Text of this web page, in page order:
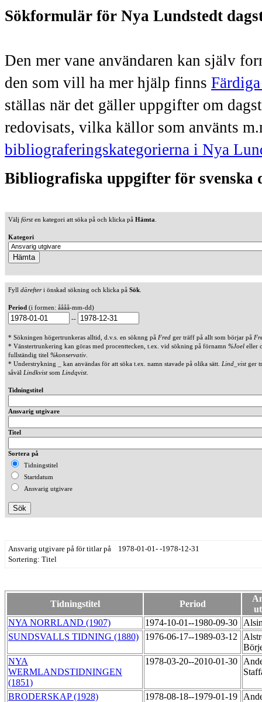
Sökformulär för Nya Lundstedt
Den mer vane användaren kan själv
den som vill ha mer hjälp finns
ställas när det gäller uppgifter om
redovisats, vilka källor som använts
bibliograferingskategorierna i Nya
Bibliografiska uppgifter för svenska
Välj försten kategori att söka på och klicka på Hämta
Kategori
Fyll därefteri önskad sökning och klicka på Sök
Period (i formen: åååå-mm-dd)
--
* Sökningen högertrunkeras alltid, d.v.s. en söknng på Fred ger träff på allt som börjar på
* Vänstertrunkering kan göras med procenttecken, t.ex. vid sökning på förnamn %Joel eller
fullständig titel %konservativ
* Understrykning _ kan användas för att söka t.ex. namn stavade på olika sätt. Lind_vistger
såväl Lindkvistsom Lindqvist.
Tidningstitel
Ansvarig utgivare
Titel
Sortera på
Tidningstitel
Startdatum
Ansvarig utgivare
Ansvarig utgivare på för titlar på 1978-01-01- -1978-12-31
Sortering: Titel
Tidningstitel Period
NYA NORRLAND (1907)
1974-10-01--1980-09-30
SUNDSVALLS TIDNING (1880)
1976-06-17--1989-03-12
NYA
WERMLANDSTIDNINGEN
(1851)
1978-03-20--2010-01-30
BRODERSKAP (1928) 1978-08-18--1979-01-19